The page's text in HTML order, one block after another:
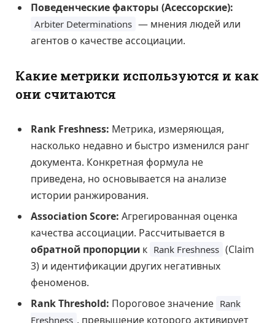
Поведенческие факторы (Асессорские):
Arbiter Determinations — мнения людей или
агентов о качестве ассоциации.
Какие метрики используются и как
они считаются
Rank Freshness: Метрика, измеряющая,
насколько недавно и быстро изменился ранг
документа. Конкретная формула не
приведена, но основывается на анализе
истории ранжирования.
Association Score: Агрегированная оценка
качества ассоциации. Рассчитывается в
обратной пропорции к Rank Freshness (Claim
3) и идентификации других негативных
феноменов.
Rank Threshold: Пороговое значение Rank
Freshness , превышение которого активирует